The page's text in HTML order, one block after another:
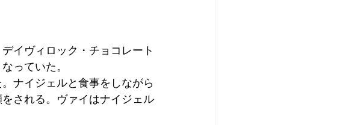
イヴィロック・チョコレート
っていた。
ナイジェルと食事をしながら
される。ヴァイはナイジェル